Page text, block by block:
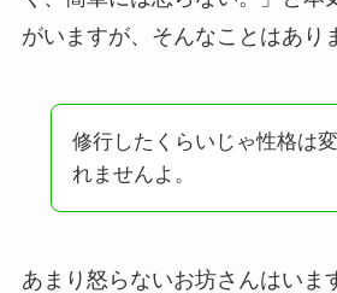
がいますが、そんなことはあり
修行したくらいじゃ性格は
れませんよ。
あまり怒らないお坊さんはいま